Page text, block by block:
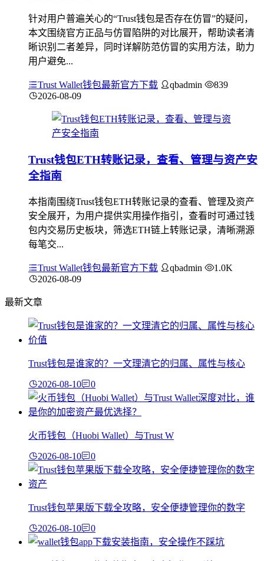
针对用户普遍关心的“Trust钱包是否存在仿冒”的疑问，
本文围绕官方正品与仿冒陷阱的对比展开，帮助读者清
晰识别二者差异，同时详解防范仿冒的实用方法，助力
用户避免...
Trust Wallet钱包最新官方下载 qbadmin
839
2026-08-09
Trust钱包ETH转账记录，查看、管理与资产安
全指南
本指南围绕Trust钱包ETH转账记录的查看、管理及资产
安全展开，为用户提供实用操作指引，查看时可通过钱
包内交易历史板块，筛选ETH链上转账记录，清晰溯源
每笔交...
Trust Wallet钱包最新官方下载 qbadmin
1.0K
2026-08-09
最新文章
Trust钱包是谁家的？一文理清它的归属、属性与核心
2026-08-10 0
火币钱包（Huobi Wallet）与Trust W
2026-08-10 0
Trust钱包苹果版下载全攻略，安全便捷管理你的数字
2026-08-10 0